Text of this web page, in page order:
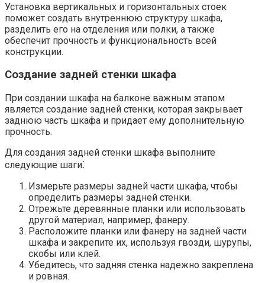
Установка вертикальных и горизонтальных стоек
поможет создать внутреннюю структуру шкафа,
разделить его на отделения или полки, а также
обеспечит прочность и функциональность всей
конструкции.​
Создание задней стенки шкафа
При создании шкафа на балконе важным этапом
является создание задней стенки, которая закрывает
заднюю часть шкафа и придает ему дополнительную
прочность.
Для создания задней стенки шкафа выполните
следующие шаги⁚
Измерьте размеры задней части шкафа, чтобы
определить размеры задней стенки.​
Отрежьте деревянные планки или использовать
другой материал, например, фанеру.​
Расположите планки или фанеру на задней части
шкафа и закрепите их, используя гвозди, шурупы,
скобы или клей.​
Убедитесь, что задняя стенка надежно закреплена
и ровная.